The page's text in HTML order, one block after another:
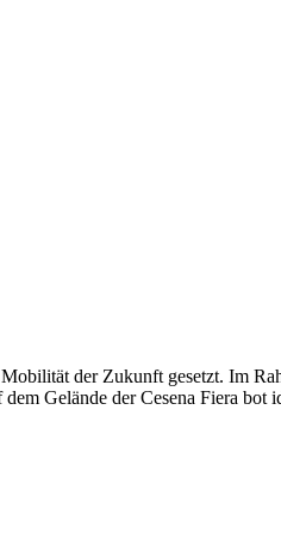
der Zukunft gesetzt. Im
Gelände der Cesena Fiera bot